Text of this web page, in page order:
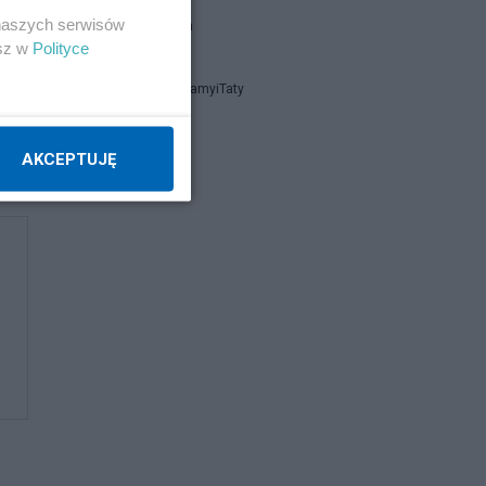
julian olech
FundacjaMamyiTaty
Napisz notkę
serwisów
w Polityce
AKCEPTUJĘ